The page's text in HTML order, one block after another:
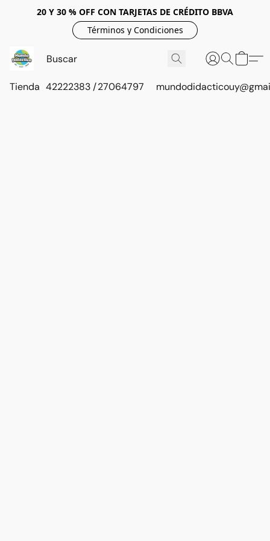
20 Y 30 % OFF CON TARJETAS DE CRÉDITO BBVA
Términos y Condiciones
Tienda 42222383 / 27064797